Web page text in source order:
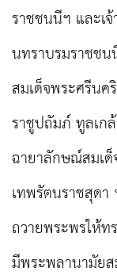
ราชชนนีฯ และเ
นทราบรมราชช
สมเด็จพระศรีน
ราชูปถัมภ์ ทูลเก
ฉายาลักษณ์สมเด็
เทพรัตนราชสุด
ถวายพระพรให้ท
มีพระพลานามัย